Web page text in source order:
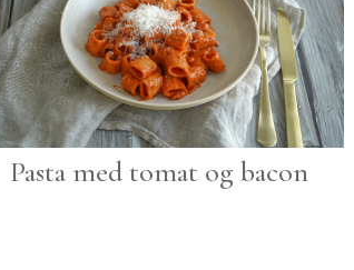
Pasta med tomat og bacon